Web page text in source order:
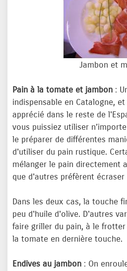
Jambon et
Pain à la tomate et jambon :
indispensable en Catalogne,
apprécié dans le reste de
vous puissiez utiliser
le préparer de différentes
d'utiliser du pain rustique.
mélanger le pain directement
que d'autres préfèrent
Dans les deux cas, la touche
peu d'huile d'olive. D'autres
faire griller du pain, à le
la tomate en dernière touche.
Endives au jambon : On